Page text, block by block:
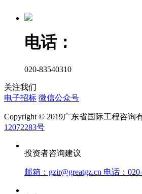
电话：
020-83540310
关注我们
电子招标 微信公众号
Copyright © 2019广东省国际工程咨询
12072283号
投资者咨询建议
邮箱：gzir@greatgz.cn 电话：